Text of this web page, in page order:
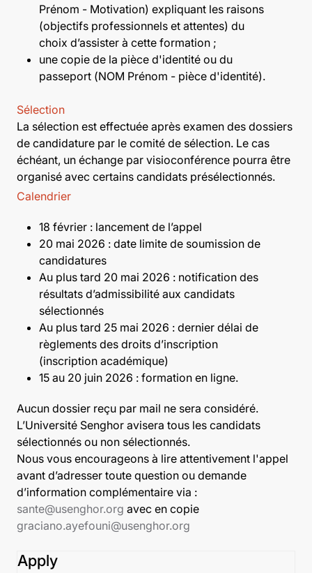
Prénom - Motivation) expliquant les raisons
(objectifs professionnels et attentes) du
choix d’assister à cette formation ;
une copie de la pièce d'identité ou du
passeport (NOM Prénom - pièce d'identité).
Sélection
La sélection est effectuée après examen des dossiers
de candidature par le comité de sélection. Le cas
échéant, un échange par visioconférence pourra être
organisé avec certains candidats présélectionnés.
Calendrier
18 février : lancement de l’appel
20 mai 2026 : date limite de soumission de
candidatures
Au plus tard 20 mai 2026 : notification des
résultats d’admissibilité aux candidats
sélectionnés
Au plus tard 25 mai 2026 : dernier délai de
règlements des droits d’inscription
(inscription académique)
15 au 20 juin 2026 : formation en ligne.
Aucun dossier reçu par mail ne sera considéré.
L’Université Senghor avisera tous les candidats
sélectionnés ou non sélectionnés.
Nous vous encourageons à lire attentivement l'appel
avant d’adresser toute question ou demande
d’information complémentaire via :
sante@usenghor.org avec en copie
graciano.ayefouni@usenghor.org
Apply